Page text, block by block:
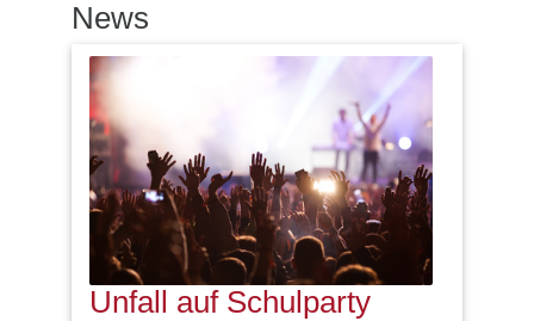
News
Unfall auf Schulparty